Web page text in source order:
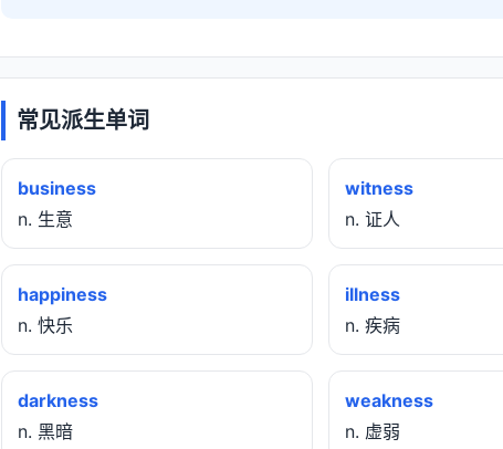
常见派生单词
business
n. 生意
witness
n. 证人
happiness
n. 快乐
illness
n. 疾病
darkness
n. 黑暗
weakness
n. 虚弱